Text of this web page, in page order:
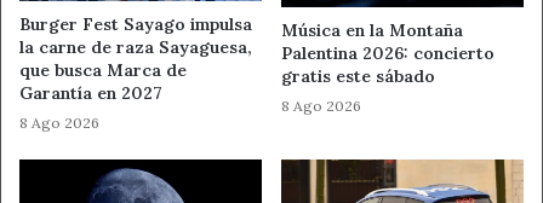
Burger Fest Sayago impulsa
la carne de raza Sayaguesa,
que busca Marca de
Garantía en 2027
8 Ago 2026
Música en la Montaña
Palentina 2026: concierto
gratis este sábado
8 Ago 2026